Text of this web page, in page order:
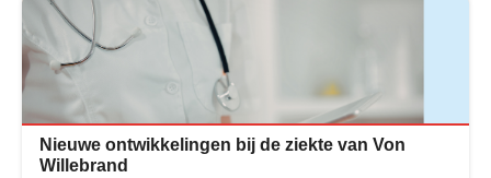
Nieuwe ontwikkelingen bij de ziekte van Von
Willebrand